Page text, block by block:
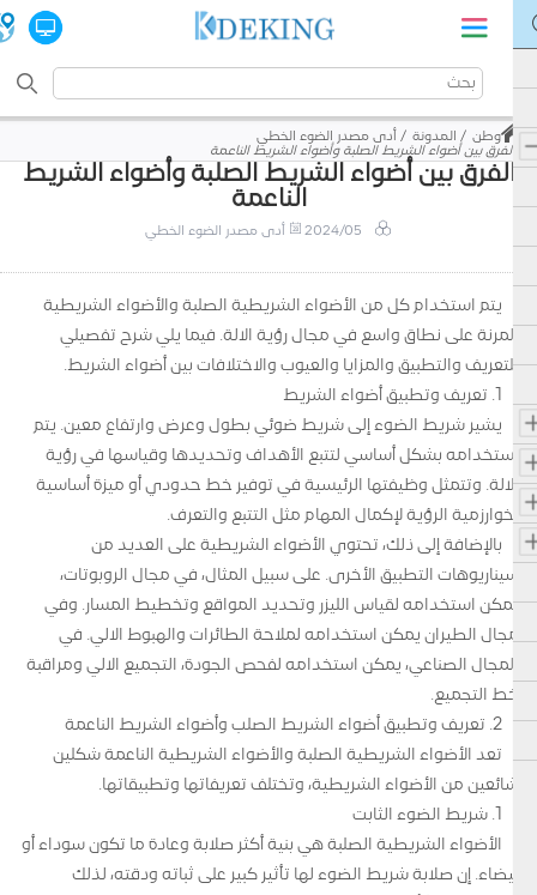
وطن المدونة
أدى مصدر الضوء الخطي
الفرق بين أضواء الشريط الصلبة وأضواء الشريط الناعمة
الفرق بين أضواء الشريط الصلبة وأضواء الشريط
الناعمة
2024/05 أدى مصدر الضوء الخطي
يتم استخدام كل من الأضواء الشريطية الصلبة والأضواء الشريطية
المرنة على نطاق واسع في مجال رؤية الآلة. فيما يلي شرح تفصيلي
للتعريف والتطبيق والمزايا والعيوب والاختلافات بين أضواء الشريط.
يشير شريط الضوء إلى شريط ضوئي بطول وعرض وارتفاع معين. يتم
استخدامه بشكل أساسي لتتبع الأهداف وتحديدها وقياسها في رؤية
الآلة. وتتمثل وظيفتها الرئيسية في توفير خط حدودي أو ميزة أساسية
لخوارزمية الرؤية لإكمال المهام مثل التتبع والتعرف.
بالإضافة إلى ذلك، تحتوي الأضواء الشريطية على العديد من
سيناريوهات التطبيق الأخرى. على سبيل المثال، في مجال الروبوتات،
يمكن استخدامه لقياس الليزر وتحديد المواقع وتخطيط المسار. وفي
مجال الطيران يمكن استخدامه لملاحة الطائرات والهبوط الآلي. في
المجال الصناعي، يمكن استخدامه لفحص الجودة، التجميع الآلي ومراقبة
خط التجميع.
2. تعريف وتطبيق أضواء الشريط الصلب وأضواء الشريط الناعمة
تعد الأضواء الشريطية الصلبة والأضواء الشريطية الناعمة شكلين
شائعين من الأضواء الشريطية، وتختلف تعريفاتها وتطبيقاتها.
الأضواء الشريطية الصلبة هي بنية أكثر صلابة وعادة ما تكون سوداء أو
بيضاء. إن صلابة شريط الضوء لها تأثير كبير على ثباته ودقته، لذلك